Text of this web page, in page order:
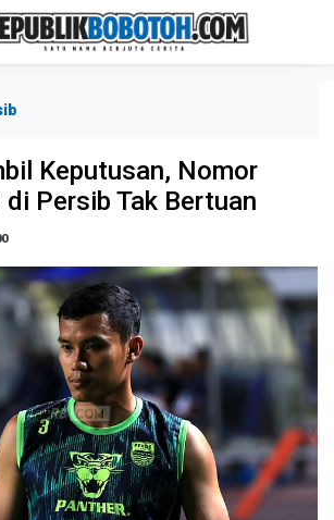
Keputusan, Nomor
di Persib Tak Bertuan